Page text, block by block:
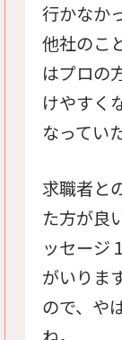
行かなか
他社のこ
はプロの
けやすく
なってい
求職者と
た方が良
ッセージ
がいりま
ので、や